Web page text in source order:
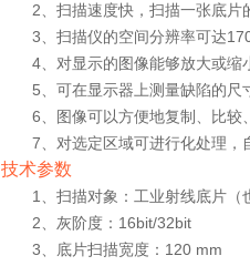
2、扫描速度快，扫描一张底片
3、扫描仪的空间分辨率可达
4、对显示的图像能够放大或缩
5、可在显示器上测量缺陷的尺
6、图像可以方便地复制、比较
7、对选定区域可进行化处理，
技术参数
1、扫描对象：工业射线底片（
2、灰阶度：16bit/32bit
3、底片扫描宽度：120 mm